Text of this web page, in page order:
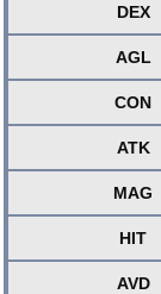
DEX
AGL
CON
ATK
MAG
HIT
AVD